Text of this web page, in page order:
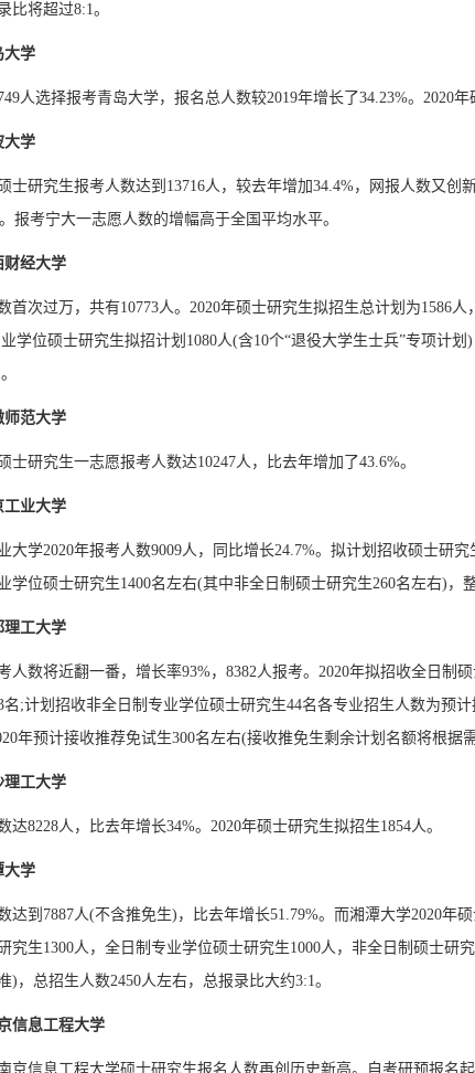
比将超过8:1。
大学
人选择报考青岛大学，报名总人数较2019年增长了34.23%。2020
大学
士研究生报考人数达到13716人，较去年增加34.4%，网报人数又创
报考宁大一志愿人数的增幅高于全国平均水平。
财经大学
首次过万，共有10773人。2020年硕士研究生拟招生总计划为1586
学位硕士研究生拟招计划1080人(含10个“退役大学生士兵”专项计
师范大学
士研究生一志愿报考人数达10247人，比去年增加了43.6%。
工业大学
大学2020年报考人数9009人，同比增长24.7%。拟计划招收硕士研
学位硕士研究生1400名左右(其中非全日制硕士研究生260名左右)，
理工大学
人数将近翻一番，增长率93%，8382人报考。2020年拟招收全日制
名;计划招收非全日制专业学位硕士研究生44名各专业招生人数为预
年预计接收推荐免试生300名左右(接收推免生剩余计划名额将根据
理工大学
达8228人，比去年增长34%。2020年硕士研究生拟招生1854人。
大学
达到7887人(不含推免生)，比去年增长51.79%。而湘潭大学2020年
究生1300人，全日制专业学位硕士研究生1000人，非全日制硕士研
)，总招生人数2450人左右，总报录比大约3:1。
信息工程大学
京信息工程大学硕士研究生报名人数再创历史新高。自考研预报名